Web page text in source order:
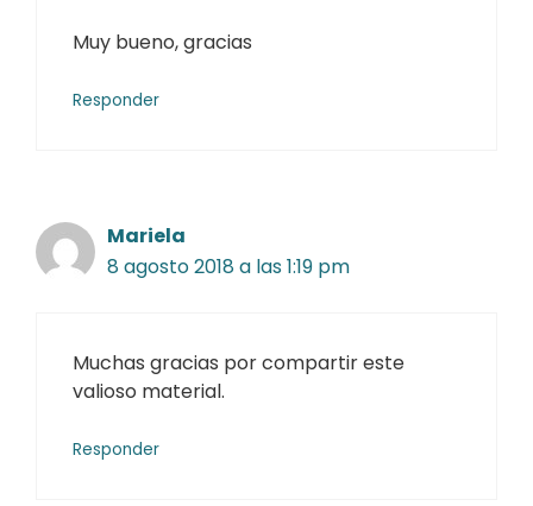
Muy bueno, gracias
Responder
Mariela
8 agosto 2018 a las 1:19 pm
Muchas gracias por compartir este
valioso material.
Responder